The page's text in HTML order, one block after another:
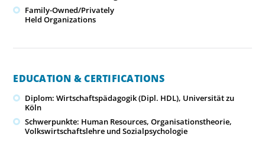
Family-Owned/Privately
Held Organizations
EDUCATION & CERTIFICATIONS
Diplom: Wirtschaftspädagogik (Dipl. HDL), Universität zu
Köln
Schwerpunkte: Human Resources, Organisationstheorie,
Volkswirtschaftslehre und Sozialpsychologie